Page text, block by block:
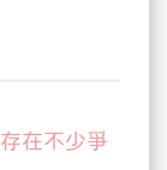
存在不少爭